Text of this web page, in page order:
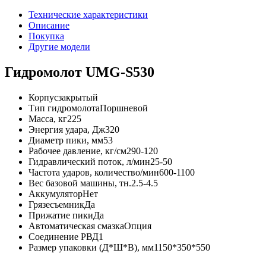
Технические характеристики
Описание
Покупка
Другие модели
Гидромолот UMG-S530
Корпусзакрытый
Тип гидромолотаПоршневой
Масса, кг225
Энергия удара, Дж320
Диаметр пики, мм53
Рабочее давление, кг/см290-120
Гидравлический поток, л/мин25-50
Частота ударов, количество/мин600-1100
Вес базовой машины, тн.2.5-4.5
АккумуляторНет
ГрязесъемникДа
Прижатие пикиДа
Автоматическая смазкаОпция
Соединение РВД1
Размер упаковки (Д*Ш*В), мм1150*350*550